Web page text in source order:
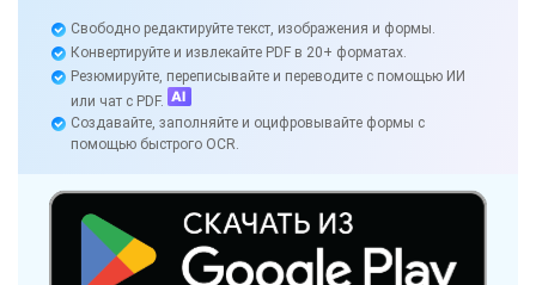
Свободно редактируйте текст, изображения и формы.
Конвертируйте и извлекайте PDF в 20+ форматах.
Резюмируйте, переписывайте и переводите с помощью ИИ
или чат с PDF.
Создавайте, заполняйте и оцифровывайте формы с
помощью быстрого OCR.